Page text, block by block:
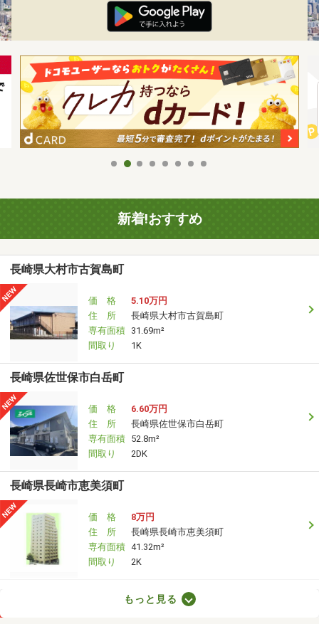
新着!おすすめ
長崎県大村市古賀島町
価 格
5.10万円
住 所
長崎県大村市古賀島町
専有面積 31.69m²
間取り
1K
長崎県佐世保市白岳町
価 格
6.60万円
住 所
長崎県佐世保市白岳町
専有面積 52.8m²
間取り
2DK
長崎県長崎市恵美須町
価 格
8万円
住 所
長崎県長崎市恵美須町
専有面積 41.32m²
間取り
2K
もっと見る